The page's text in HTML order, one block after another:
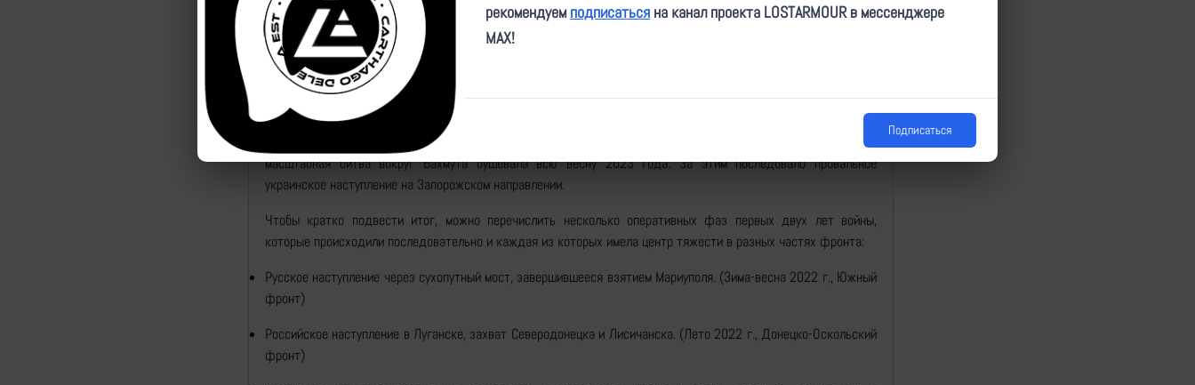
После начального российского наступления, достигшего успеха в виде захвата побережья Азовского моря и
соединения Донецка и Крыма, действие переместилось на северный фронт (ось Луганск-Харьков), где Россия
провела летнее наступление, в ходе которого были взяты Северодонецк и Лисичанск. За этим последовало
два украинских контрнаступления осенью, с ударом из Харькова, который отбросил фронт назад за р. Оскол,
и операцией, направленной на Херсон, которая не смогла прорвать российскую оборону, но в конечном итоге
привела к отступлению российских войск в полном порядке через Днепр из-за проблем с логистикой и
чрезмерно растянутым фронтом. Затем фокус вновь сместился на ось Центрального Донбасса, где
масштабная битва вокруг Бахмута бушевала всю весну 2023 года. За этим последовало провальное
украинское наступление на Запорожском направлении.
Чтобы кратко подвести итог, можно перечислить несколько оперативных фаз первых двух лет войны,
которые происходили последовательно и каждая из которых имела центр тяжести в разных частях фронта:
Русское наступление через сухопутный мост, завершившееся взятием Мариуполя. (Зима-весна 2022 г., Южный
фронт)
Российское наступление в Луганске, захват Северодонецка и Лисичанска. (Лето 2022 г., Донецко-Оскольский
фронт)
рекомендуем подписаться на канал проекта LOSTARMOUR в мессенджере
MAX!
Подписаться